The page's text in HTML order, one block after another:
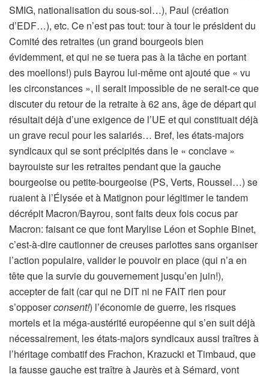
SMIG, nationalisation du sous-sol…), Paul (création
d’EDF…), etc. Ce n’est pas tout: tour à tour le président du
Comité des retraites (un grand bourgeois bien
évidemment, et qui ne se tuera pas à la tâche en portant
des moellons!) puis Bayrou lui-même ont ajouté que « vu
les circonstances », il serait impossible de ne serait-ce que
discuter du retour de la retraite à 62 ans, âge de départ qui
résultait déjà d’une exigence de l’UE et qui constituait déjà
un grave recul pour les salariés… Bref, les états-majors
syndicaux qui se sont précipités dans le « conclave »
bayrouiste sur les retraites pendant que la gauche
bourgeoise ou petite-bourgeoise (PS, Verts, Roussel…) se
ruaient à l’Élysée et à Matignon pour légitimer le tandem
décrépit Macron/Bayrou, sont faits deux fois cocus par
Macron: faisant ce que font Marylise Léon et Sophie Binet,
c’est-à-dire cautionner de creuses parlottes sans organiser
l’action populaire, valider le pouvoir en place (qui n’a en
tête que la survie du gouvernement jusqu’en juin!),
accepter de fait (car qui ne DIT ni ne FAIT rien pour
s’opposerconsent!) l’économie de guerre, les risques
mortels et la méga-austérité européenne qui s’en suit déjà
nécessairement, les états-majors syndicaux aussi traîtres à
l’héritage combatif des Frachon, Krazucki et Timbaud, que
la fausse gauche est traître à Jaurès et à Sémard, vont